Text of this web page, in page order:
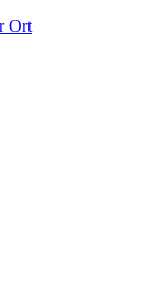
Ort